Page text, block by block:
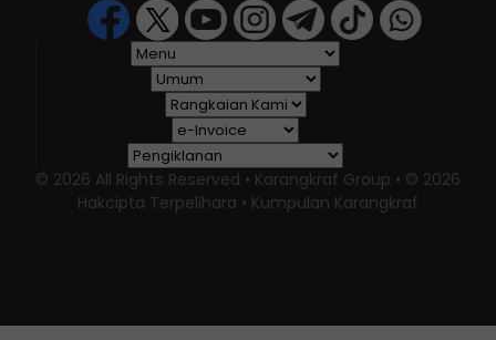
© 2026 All Rights Reserved • Karangkraf Group • © 2026
Hakcipta Terpelihara • Kumpulan Karangkraf